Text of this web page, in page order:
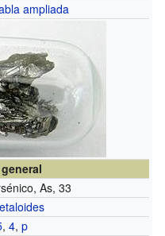
ampliada
As, 33
,4,p